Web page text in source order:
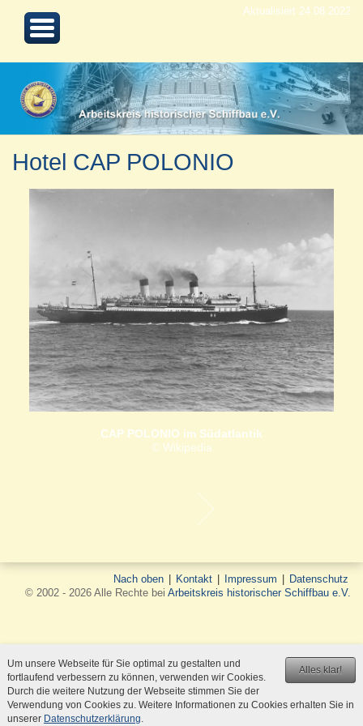
Aktualisiert 24.08.2022
Hotel CAP POLONIO
CAP POLONIO im Südatlantik
© Wikipedia
Nach oben Kontakt Impressum
Datenschutz
© 2002 - 2026 Alle Rechte bei Arbeitskreis historischer Schiffbau e.V.
Alles klar!
Um unsere Webseite für Sie optimal zu gestalten und
fortlaufend verbessern zu können, verwenden wir Cookies.
Durch die weitere Nutzung der Webseite stimmen Sie der
Verwendung von Cookies zu. Weitere Informationen zu Cookies erhalten Sie in
unserer Datenschutzerklärung